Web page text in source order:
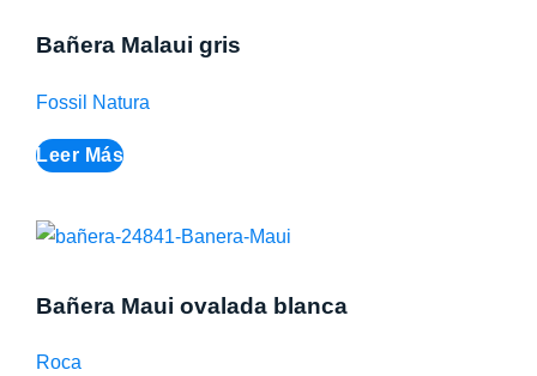
Bañera Malaui gris
Fossil Natura
Leer Más
Bañera Maui ovalada blanca
Roca